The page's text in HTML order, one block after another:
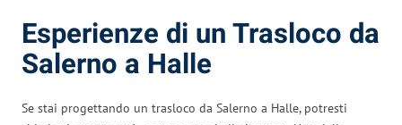
Esperienze di un Trasloco da
Salerno a Halle
Se stai progettando un trasloco da Salerno a Halle, potresti